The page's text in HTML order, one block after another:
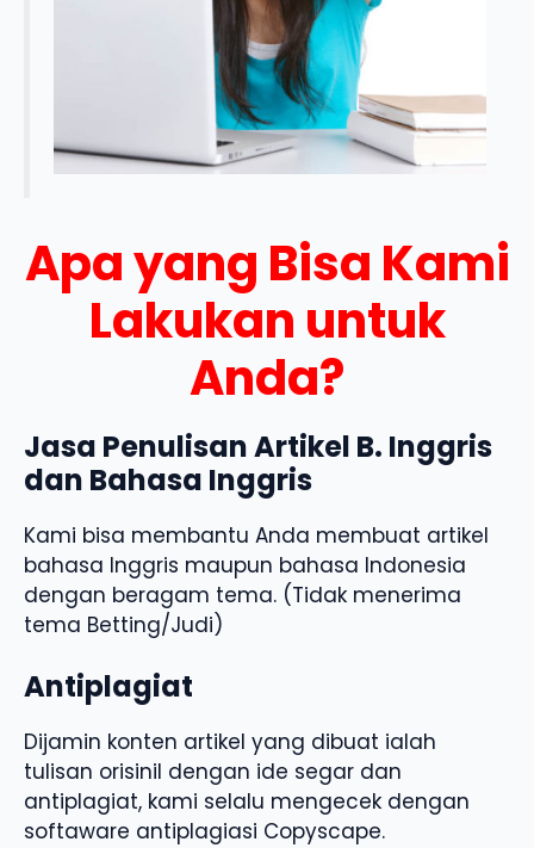
Apa yang Bisa Kami
Lakukan untuk
Anda?
Jasa Penulisan Artikel B. Inggris
dan Bahasa Inggris
Kami bisa membantu Anda membuat artikel
bahasa Inggris maupun bahasa Indonesia
dengan beragam tema. (Tidak menerima
tema Betting/Judi)
Antiplagiat
Dijamin konten artikel yang dibuat ialah
tulisan orisinil dengan ide segar dan
antiplagiat, kami selalu mengecek dengan
softaware antiplagiasi Copyscape.